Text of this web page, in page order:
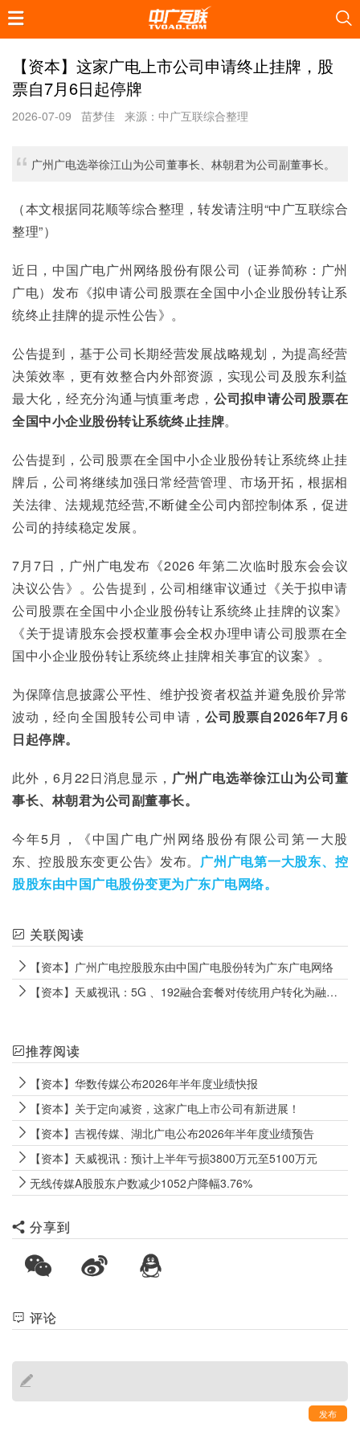
【资本】这家广电上市公司申请终止挂牌，股
票自7月6日起停牌
2026-07-09 苗梦佳 来源：中广互联综合整理
广州广电选举徐江山为公司董事长、林朝君为公司副董事长。
（本文根据同花顺等综合整理，转发请注明“中广互联综合
整理”）
近日，中国广电广州网络股份有限公司（证券简称：广州
广电）发布《拟申请公司股票在全国中小企业股份转让系
统终止挂牌的提示性公告》。
公告提到，基于公司长期经营发展战略规划，为提高经营
决策效率，更有效整合内外部资源，实现公司及股东利益
最大化，经充分沟通与慎重考虑， 公司拟申请公司股票在
全国中小企业股份转让系统终止挂牌。
公告提到，公司股票在全国中小企业股份转让系统终止挂
牌后，公司将继续加强日常经营管理、市场开拓，根据相
关法律、法规规范经营,不断健全公司内部控制体系，促进
公司的持续稳定发展。
7月7日，广州广电发布《2026 年第二次临时股东会会议
决议公告》。公告提到，公司相继审议通过《关于拟申请
公司股票在全国中小企业股份转让系统终止挂牌的议案》
《关于提请股东会授权董事会全权办理申请公司股票在全
国中小企业股份转让系统终止挂牌相关事宜的议案》。
为保障信息披露公平性、维护投资者权益并避免股价异常
波动，经向全国股转公司申请， 公司股票自2026年7月6
日起停牌。
此外，6月22日消息显示， 广州广电选举徐江山为公司董
事长、林朝君为公司副董事长。
今年5月，《中国广电广州网络股份有限公司第一大股
东、控股股东变更公告》发布。 广州广电第一大股东、控
股股东由中国广电股份变更为广东广电网络。
关联阅读
【资本】广州广电控股股东由中国广电股份转为广东广电网络
【资本】天威视讯：5G 、192融合套餐对传统用户转化为融合套餐用户有积极贡献
推荐阅读
【资本】华数传媒公布2026年半年度业绩快报
【资本】关于定向减资，这家广电上市公司有新进展！
【资本】吉视传媒、湖北广电公布2026年半年度业绩预告
【资本】天威视讯：预计上半年亏损3800万元至5100万元
无线传媒A股股东户数减少1052户降幅3.76%
分享到
评论
发布